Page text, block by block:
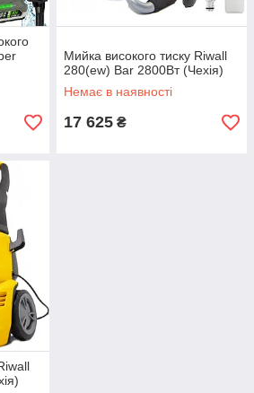
Мийка високого тиску Riwall
280(ew) Bar 2800Вт (Чехія)
Немає в наявності
17 625 ₴